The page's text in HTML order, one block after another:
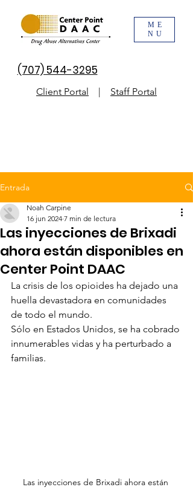
ME
NU
(707) 544-3295
Client Portal | Staff Portal
Entrada
Las inyecciones de Brixadi
ahora están disponibles en
Center Point DAAC
Noah Carpine
16 jun 2024 7 min de lectura
La crisis de los opioides ha dejado una
huella devastadora en comunidades
de todo el mundo.
Sólo en Estados Unidos, se ha cobrado
innumerables vidas y ha perturbado a
familias.
Las inyecciones de Brixadi ahora están